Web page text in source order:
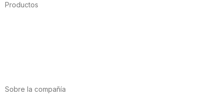
Productos
Sobre la compañía